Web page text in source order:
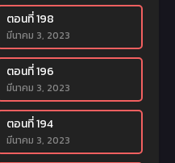
ตอนที่ 198
มีนาคม 3, 2023
ตอนที่ 196
มีนาคม 3, 2023
ตอนที่ 194
มีนาคม 3, 2023